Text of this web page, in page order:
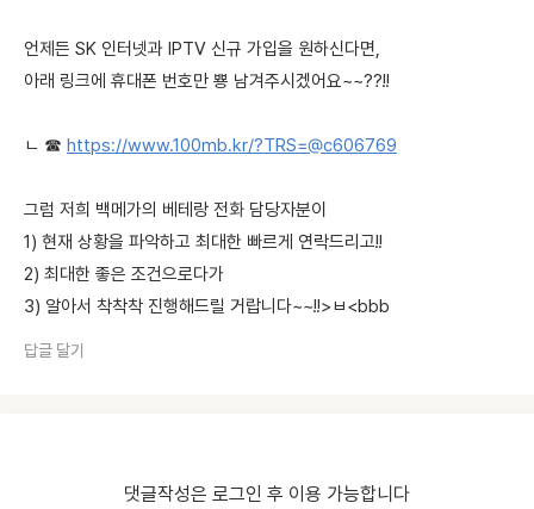
언제든 SK 인터넷과 IPTV 신규 가입을 원하신다면,
아래 링크에 휴대폰 번호만 뿅 남겨주시겠어요~~??!!
ㄴ ☎ https://www.100mb.kr/?TRS=@c606769
그럼 저희 백메가의 베테랑 전화 담당자분이
1) 현재 상황을 파악하고 최대한 빠르게 연락드리고!!
2) 최대한 좋은 조건으로다가
3) 알아서 착착착 진행해드릴 거랍니다~~!!>ㅂ<bbb
답글 달기
댓글작성은 로그인 후 이용 가능합니다